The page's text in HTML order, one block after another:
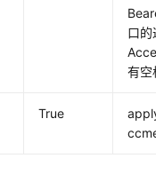
口的
有空
True